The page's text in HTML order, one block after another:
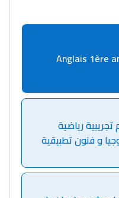
Anglais 1ère
رياضية
و فنون تطبيقية